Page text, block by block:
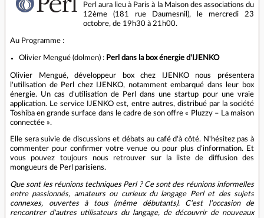
Perl aura lieu à Paris à la Maison des associations du
12ème (181 rue Daumesnil), le mercredi 23
octobre, de 19h30 à 21h00.
Au Programme :
Olivier Mengué (‎dolmen) : Perl dans la box énergie d'IJENKO
Olivier Mengué, développeur box chez IJENKO nous présentera
l'utilisation de Perl chez IJENKO, notamment embarqué dans leur box
énergie. Un cas d'utilisation de Perl dans une startup pour une vraie
application. Le service IJENKO est, entre autres, distribué par la société
Toshiba en grande surface dans le cadre de son offre « Pluzzy – La maison
connectée ».
Elle sera suivie de discussions et débats au café d'à côté. N'hésitez pas à
commenter pour confirmer votre venue ou pour plus d'information. Et
vous pouvez toujours nous retrouver sur la liste de diffusion des
mongueurs de Perl parisiens.
Que sont les réunions techniques Perl ? Ce sont des réunions informelles
entre passionnés, amateurs ou curieux du langage Perl et des sujets
connexes, ouvertes à tous (même débutants). C'est l'occasion de
rencontrer d'autres utilisateurs du langage, de découvrir de nouveaux